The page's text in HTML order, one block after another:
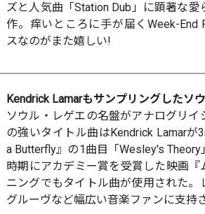
ズと人気曲「Station Dub」に顕著な
作。痒いところに手が届くWeek-End
スなのがまた嬉しい!
Kendrick Lamarもサンプリングしたソ
ソウル・レゲエの名盤がアナログリ
の強いタイトル曲はKendrick Lamarが
a Butterfly』の1曲目「Wesley's
時期にアカデミー賞を受賞した映画『
ニングでもタイトル曲が使用された。
グルーヴなど幅広い音楽ファンに支持